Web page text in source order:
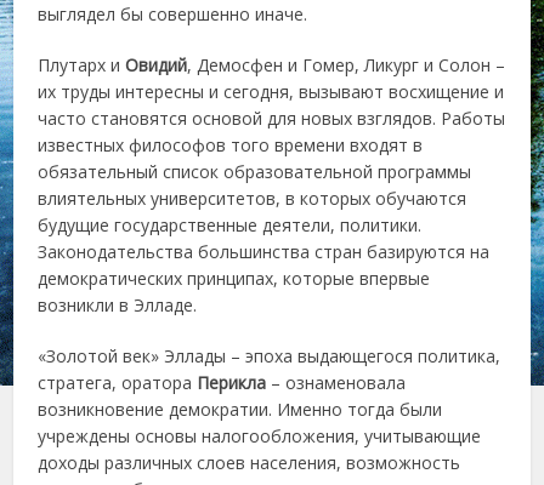
выглядел бы совершенно иначе.
Плутарх иОвидий, Демосфен и Гомер, Ликург и Солон –
их труды интересны и сегодня, вызывают восхищение и
часто становятся основой для новых взглядов. Работы
известных философов того времени входят в
обязательный список образовательной программы
влиятельных университетов, в которых обучаются
будущие государственные деятели, политики.
Законодательства большинства стран базируются на
демократических принципах, которые впервые
возникли в Элладе.
«Золотой век» Эллады – эпоха выдающегося политика,
стратега, оратора Перикла – ознаменовала
возникновение демократии. Именно тогда были
учреждены основы налогообложения, учитывающие
доходы различных слоев населения, возможность